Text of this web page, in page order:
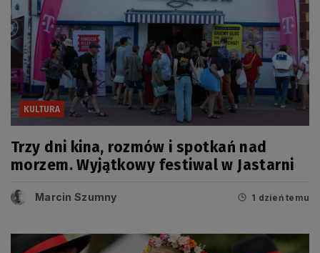
KULTURA
Trzy dni kina, rozmów i spotkań nad
morzem. Wyjątkowy festiwal w Jastarni
Marcin Szumny 1 dzień temu